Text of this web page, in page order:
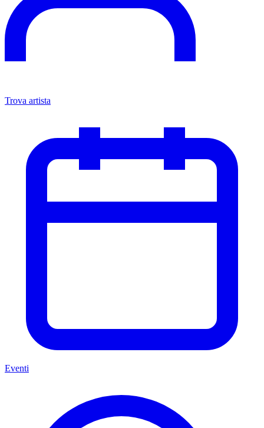
Trova artista
Eventi